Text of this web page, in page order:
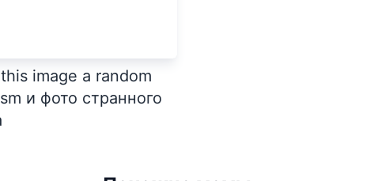
image a random
и фото странного